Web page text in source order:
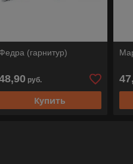
Федра (гарнитур)
руб.
Купить